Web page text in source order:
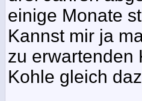
einige Monate
Kannst mir ja
zu erwartenden
Kohle gleich